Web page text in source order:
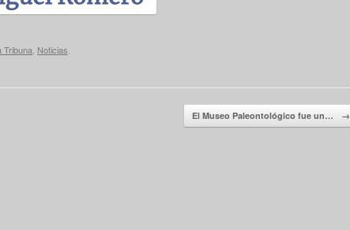
Tribuna, Noticias.
El Museo Paleontológico fue un… →